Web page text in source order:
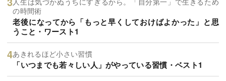
の時間術
老後になってから「もっと早くしておけばよかった」と思
うこと・ワースト1
あきれるほど小さい習慣
「いつまでも若々しい人」がやっている習慣・ベスト1